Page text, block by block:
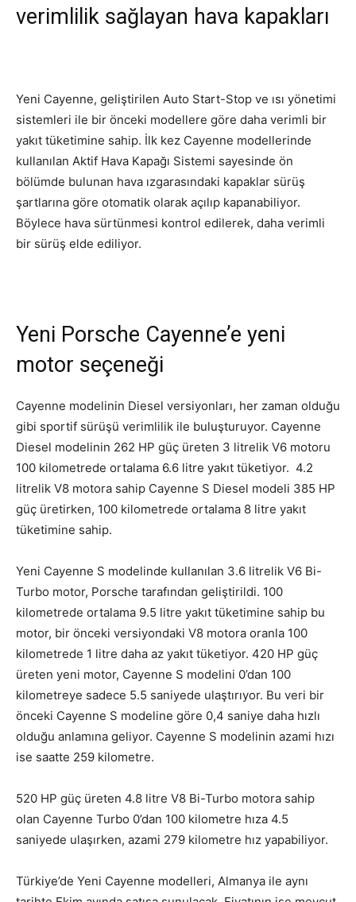
verimlilik sağlayan hava kapakları
Yeni Cayenne, geliştirilen Auto Start-Stop ve ısı yönetimi
sistemleri ile bir önceki modellere göre daha verimli bir
yakıt tüketimine sahip. İlk kez Cayenne modellerinde
kullanılan Aktif Hava Kapağı Sistemi sayesinde ön
bölümde bulunan hava ızgarasındaki kapaklar sürüş
şartlarına göre otomatik olarak açılıp kapanabiliyor.
Böylece hava sürtünmesi kontrol edilerek, daha verimli
bir sürüş elde ediliyor.
Yeni Porsche Cayenne’e yeni
motor seçeneği
Cayenne modelinin Diesel versiyonları, her zaman olduğu
gibi sportif sürüşü verimlilik ile buluşturuyor. Cayenne
Diesel modelinin 262 HP güç üreten 3 litrelik V6 motoru
100 kilometrede ortalama 6.6 litre yakıt tüketiyor. 4.2
litrelik V8 motora sahip Cayenne S Diesel modeli 385 HP
güç üretirken, 100 kilometrede ortalama 8 litre yakıt
tüketimine sahip.
Yeni Cayenne S modelinde kullanılan 3.6 litrelik V6 Bi-
Turbo motor, Porsche tarafından geliştirildi. 100
kilometrede ortalama 9.5 litre yakıt tüketimine sahip bu
motor, bir önceki versiyondaki V8 motora oranla 100
kilometrede 1 litre daha az yakıt tüketiyor. 420 HP güç
üreten yeni motor, Cayenne S modelini 0’dan 100
kilometreye sadece 5.5 saniyede ulaştırıyor. Bu veri bir
önceki Cayenne S modeline göre 0,4 saniye daha hızlı
olduğu anlamına geliyor. Cayenne S modelinin azami hızı
ise saatte 259 kilometre.
520 HP güç üreten 4.8 litre V8 Bi-Turbo motora sahip
olan Cayenne Turbo 0’dan 100 kilometre hıza 4.5
saniyede ulaşırken, azami 279 kilometre hız yapabiliyor.
Türkiye’de Yeni Cayenne modelleri, Almanya ile aynı